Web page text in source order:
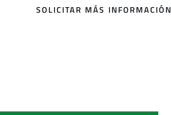
SOLICITAR MÁS INFORMACIÓN